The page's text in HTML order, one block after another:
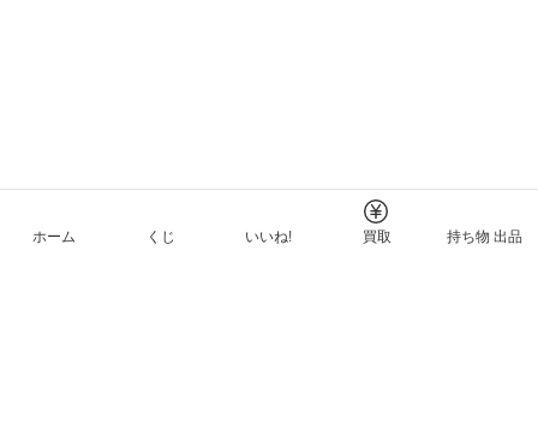
ホーム くじ いいね! 買取 持ち物 出品